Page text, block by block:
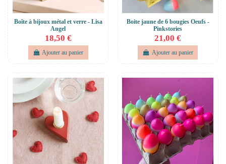
Boîte à bijoux métal et verre - Lisa
Angel
18,50 €
Ajouter au panier
Boite jaune de 6 bougies Oeufs -
Pinkstories
21,00 €
Ajouter au panier